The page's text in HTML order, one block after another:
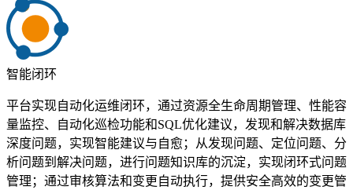
智能闭环
平台实现自动化运维闭环，通过资源全生命周期管理、性能容
量监控、自动化巡检功能和SQL优化建议，发现和解决数据库
深度问题，实现智能建议与自愈；从发现问题、定位问题、分
析问题到解决问题，进行问题知识库的沉淀，实现闭环式问题
管理；通过审核算法和变更自动执行，提供安全高效的变更管